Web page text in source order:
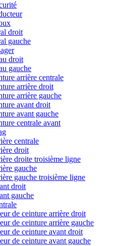
droit
gauche
droit
gauche
arrière centrale
arrière droit
arrière gauche
avant droit
avant gauche
centrale avant
centrale
droit
droite troisième ligne
gauche
gauche troisième ligne
droit
gauche
de ceinture arrière droit
de ceinture arrière gauche
de ceinture avant droit
de ceinture avant gauche